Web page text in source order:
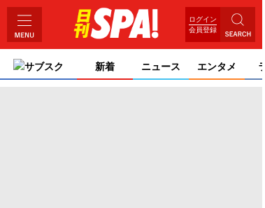
ログイン
会員登録
サブスク 新着 ニュース エンタメ